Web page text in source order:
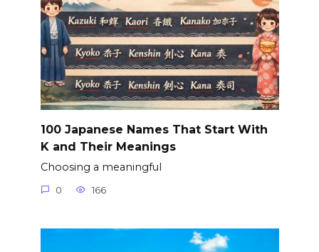
100 Japanese Names That Start With
K and Their Meanings
Choosing a meaningful
0 166